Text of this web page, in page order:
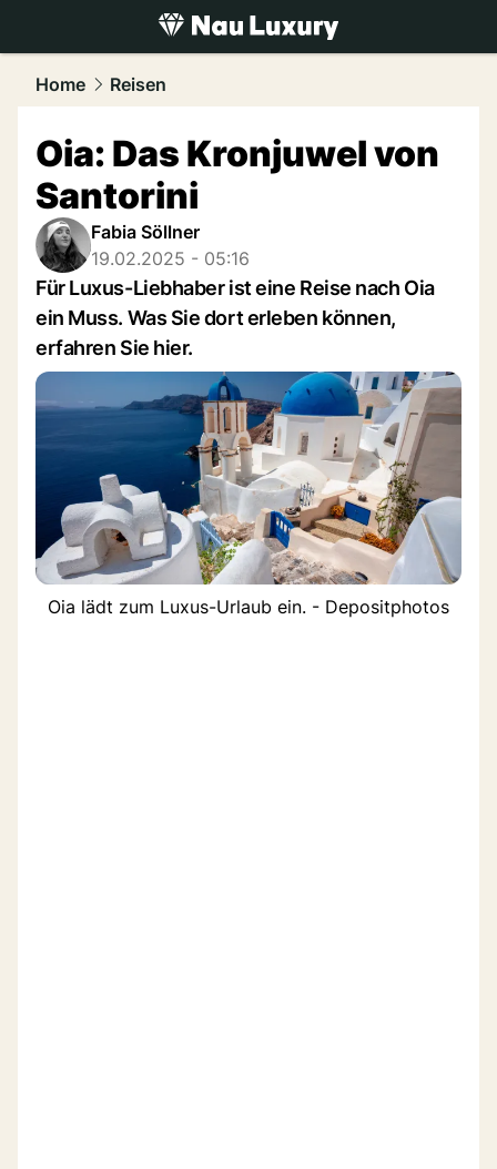
luxury.NAU.ch
Home Reisen
Oia: Das Kronjuwel von
Santorini
Fabia Söllner
19.02.2025 - 05:16
Für Luxus-Liebhaber ist eine Reise nach Oia
ein Muss. Was Sie dort erleben können,
erfahren Sie hier.
Oia lädt zum Luxus-Urlaub ein. - Depositphotos